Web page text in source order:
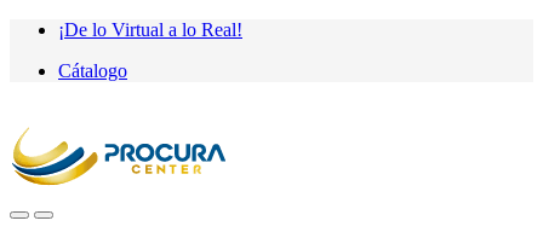
Saltar
navegación
saltar
contenido
¡De lo Virtual a lo Real!
Cátalogo